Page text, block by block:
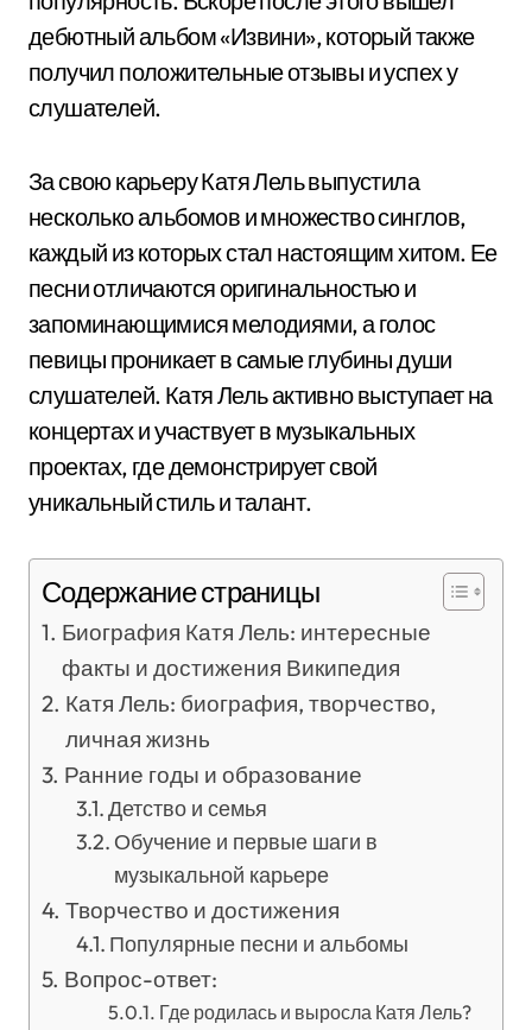
дебютный альбом «Извини», который также
получил положительные отзывы и успех у
слушателей.
За свою карьеру Катя Лель выпустила
несколько альбомов и множество синглов,
каждый из которых стал настоящим хитом. Ее
песни отличаются оригинальностью и
запоминающимися мелодиями, а голос
певицы проникает в самые глубины души
слушателей. Катя Лель активно выступает на
концертах и участвует в музыкальных
проектах, где демонстрирует свой
уникальный стиль и талант.
Содержание страницы
Биография Катя Лель: интересные
факты и достижения Википедия
Катя Лель: биография, творчество,
личная жизнь
Ранние годы и образование
Детство и семья
Обучение и первые шаги в
музыкальной карьере
Творчество и достижения
Популярные песни и альбомы
Вопрос-ответ:
Где родилась и выросла Катя Лель?